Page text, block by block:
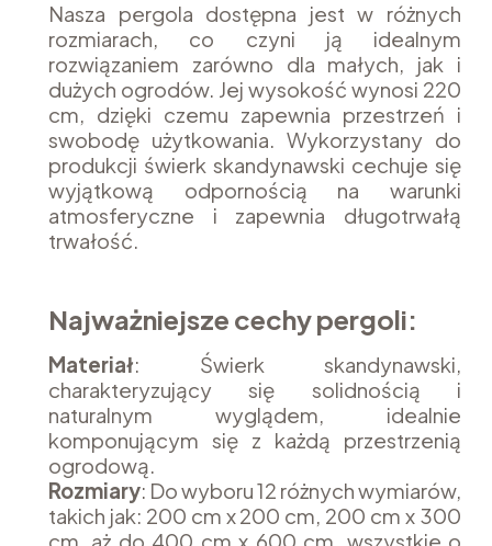
Nasza pergola dostępna jest w różnych
rozmiarach, co czyni ją idealnym
rozwiązaniem zarówno dla małych, jak i
dużych ogrodów. Jej wysokość wynosi 220
cm, dzięki czemu zapewnia przestrzeń i
swobodę użytkowania. Wykorzystany do
produkcji świerk skandynawski cechuje się
wyjątkową odpornością na warunki
atmosferyczne i zapewnia długotrwałą
trwałość.
Najważniejsze cechy pergoli:
Materiał: Świerk skandynawski,
charakteryzujący się solidnością i
naturalnym wyglądem, idealnie
komponującym się z każdą przestrzenią
ogrodową.
Rozmiary: Do wyboru 12 różnych wymiarów,
takich jak: 200 cm x 200 cm, 200 cm x 300